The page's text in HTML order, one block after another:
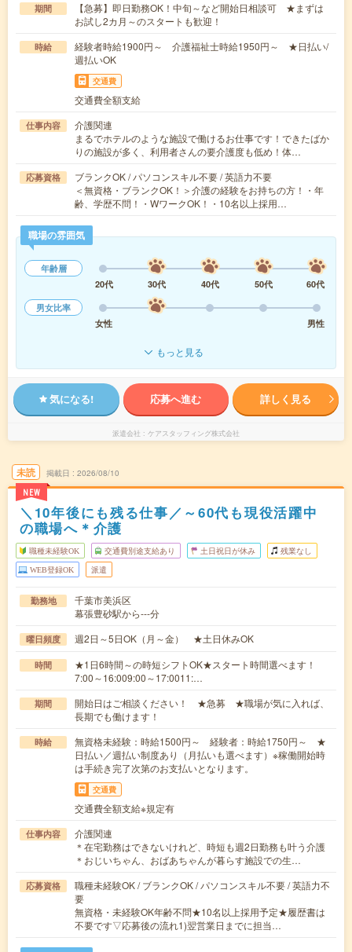
期間
【急募】即日勤務OK！中旬～など開始日相談可 ★まずは
お試し2カ月～のスタートも歓迎！
時給
経験者時給1900円～ 介護福祉士時給1950円～ ★日払い/
週払いOK
交通費
交通費全額支給
仕事内容
介護関連
まるでホテルのような施設で働けるお仕事です！できたばか
りの施設が多く、利用者さんの要介護度も低め！体…
応募資格
ブランクOK / パソコンスキル不要 / 英語力不要
＜無資格・ブランクOK！＞介護の経験をお持ちの方！・年
齢、学歴不問！・WワークOK！・10名以上採用…
職場の雰囲気
年齢層
20代
30代 40代 50代
60代
男女比率
女性
男性
もっと見る
気になる! 応募へ進む 詳しく見る
派遣会社 ケアスタッフィング株式会社
未読
NEW
掲載日 2026/08/10
＼10年後にも残る仕事／～60代も現役活躍中
の職場へ＊介護
職種未経験OK 交通費別途支給あり 土日祝日が休み 残業なし
WEB登録OK 派遣
勤務地
千葉市美浜区
幕張豊砂駅から---分
曜日頻度 週2日～5日OK（月～金） ★土日休みOK
時間
★1日6時間～の時短シフトOK★スタート時間選べます！
7:00～16:009:00～17:0011:…
期間
開始日はご相談ください！ ★急募 ★職場が気に入れば、
長期でも働けます！
時給
無資格未経験：時給1500円～ 経験者：時給1750円～ ★
日払い／週払い制度あり（月払いも選べます）※稼働開始時
は手続き完了次第のお支払いとなります。
交通費
交通費全額支給※規定有
仕事内容
介護関連
＊在宅勤務はできないけれど、時短も週2日勤務も叶う介護
＊おじいちゃん、おばあちゃんが暮らす施設での生…
応募資格
職種未経験OK / ブランクOK / パソコンスキル不要 / 英語力不
要
無資格・未経験OK年齢不問★10名以上採用予定★履歴書は
不要です▽応募後の流れ1)翌営業日までに担当…